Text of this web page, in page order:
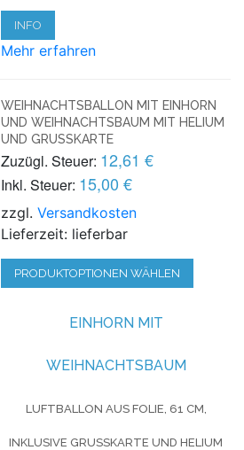
INFO
Mehr erfahren
WEIHNACHTSBALLON MIT EINHORN
UND WEIHNACHTSBAUM MIT HELIUM
UND GRUSSKARTE
Zuzügl. Steuer: 12,61 €
Inkl. Steuer: 15,00 €
zzgl.Versandkosten
Lieferzeit: lieferbar
PRODUKTOPTIONEN WÄHLEN
EINHORN MIT
WEIHNACHTSBAUM
LUFTBALLON AUS FOLIE, 61 CM,
INKLUSIVE GRUSSKARTE UND HELIUM